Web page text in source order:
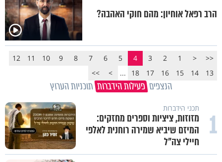
הרב רפאל אוחיון: מהם חוקי האהבה?
<<
<
1
2
3
4
5
6
7
8
9
10
11
12
13
14
15
16
17
18
...
>
>>
הנצפים פעילות הידברות תוכניות הערוץ
1 תכני הידברות
מזוזות, ציציות וספרים מחזקים:
המיזם שיביא שמירה רוחנית לאלפי
חיילי צה"ל